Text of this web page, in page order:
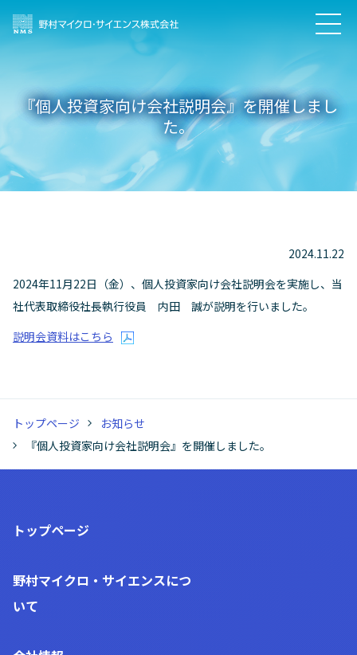
『個人投資家向け会社説明会』を開催しまし
た。
2024.11.22
2024年11月22日（金）、個人投資家向け会社説明会を実施し、当
社代表取締役社長執行役員 内田 誠が説明を行いました。
説明会資料はこちら
トップページ
お知らせ
『個人投資家向け会社説明会』を開催しました。
トップページ
野村マイクロ・サイエンスにつ
いて